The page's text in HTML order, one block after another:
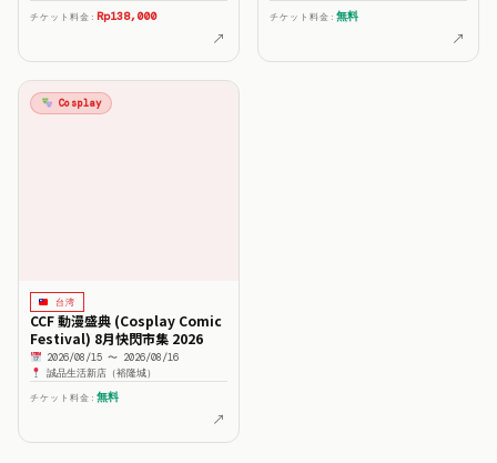
チケット料金: Rp138,000
↗
チケット料金: 無料
↗
Cosplay
台湾
CCF 動漫盛典 (Cosplay Comic
Festival) 8月快閃市集 2026
2026/08/15 〜 2026/08/16
誠品生活新店（裕隆城）
チケット料金: 無料
↗